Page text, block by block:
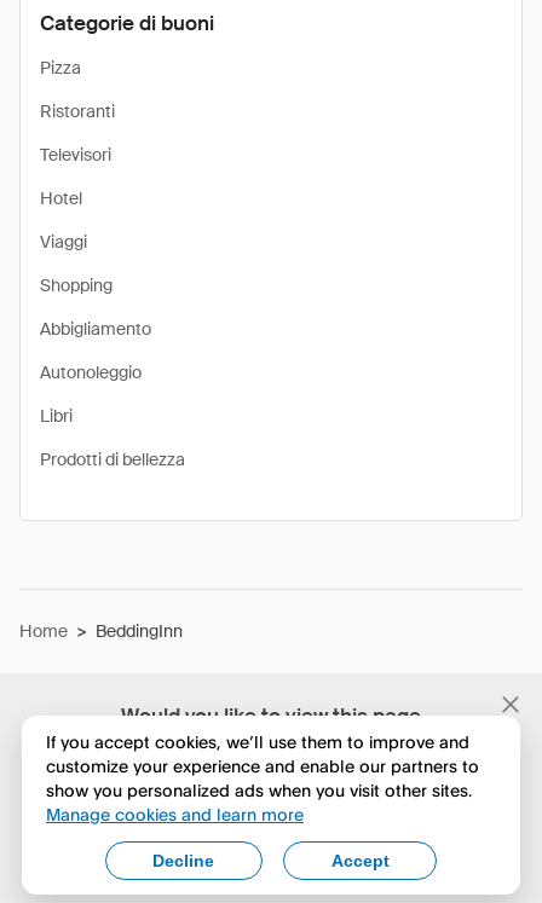
Would you like to view this page
in English?
No, continua a esplorare
Yes, change to English
Categorie di buoni
Pizza
Ristoranti
Televisori
Hotel
Viaggi
Shopping
Abbigliamento
Autonoleggio
Libri
Prodotti di bellezza
Home > BeddingInn
If you accept cookies, we’ll use them to improve and
customize your experience and enable our partners to
show you personalized ads when you visit other sites.
Manage cookies and learn more
Accept
Decline